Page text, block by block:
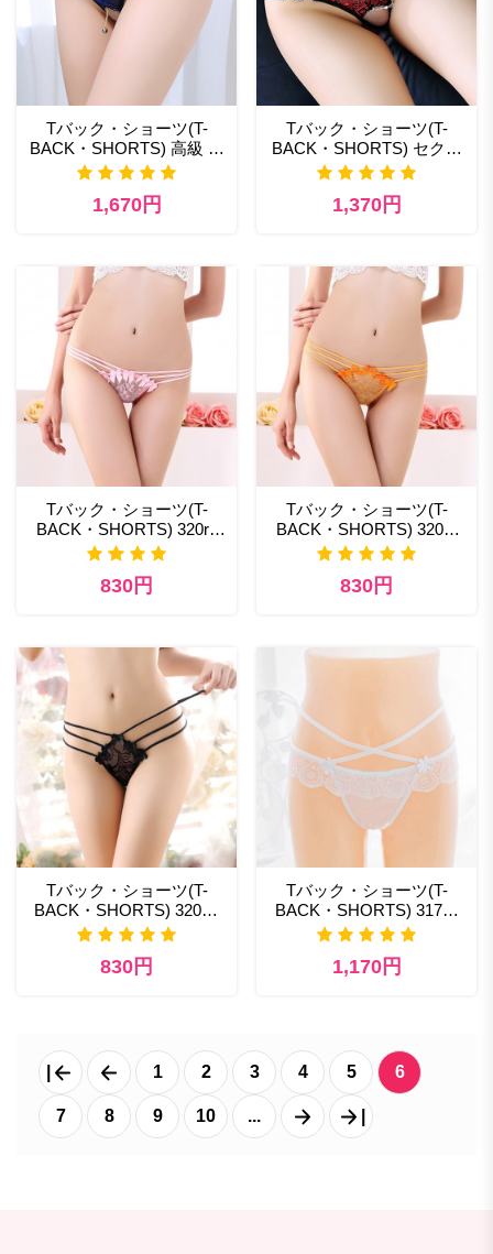
Tバック・ショーツ(T-
BACK・SHORTS) 高級 ラ
ンジェリー
1,670円
Tバック・ショーツ(T-
BACK・SHORTS) セクシ
ー下着
1,370円
Tバック・ショーツ(T-
BACK・SHORTS) 320rp
スパイスランジェリー
830円
Tバック・ショーツ(T-
BACK・SHORTS) 320or
エッチ な 下着
830円
Tバック・ショーツ(T-
BACK・SHORTS) 320bk
セクシー ランジェリー え
830円
Tバック・ショーツ(T-
BACK・SHORTS) 317wt
コスプレ えろ 通販
1,170円
1 2 3 4 5 6
7 8 9 10 ...